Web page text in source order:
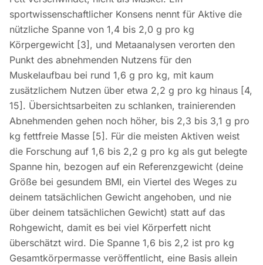
sportwissenschaftlicher Konsens nennt für Aktive die
nützliche Spanne von 1,4 bis 2,0 g pro kg
Körpergewicht [3], und Metaanalysen verorten den
Punkt des abnehmenden Nutzens für den
Muskelaufbau bei rund 1,6 g pro kg, mit kaum
zusätzlichem Nutzen über etwa 2,2 g pro kg hinaus [4,
15]. Übersichtsarbeiten zu schlanken, trainierenden
Abnehmenden gehen noch höher, bis 2,3 bis 3,1 g pro
kg fettfreie Masse [5]. Für die meisten Aktiven weist
die Forschung auf 1,6 bis 2,2 g pro kg als gut belegte
Spanne hin, bezogen auf ein Referenzgewicht (deine
Größe bei gesundem BMI, ein Viertel des Weges zu
deinem tatsächlichen Gewicht angehoben, und nie
über deinem tatsächlichen Gewicht) statt auf das
Rohgewicht, damit es bei viel Körperfett nicht
überschätzt wird. Die Spanne 1,6 bis 2,2 ist pro kg
Gesamtkörpermasse veröffentlicht, eine Basis allein